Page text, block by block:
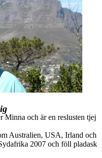
Minna och är en reslusten tjej
Australien, USA, Irland och
2007 och föll pladask